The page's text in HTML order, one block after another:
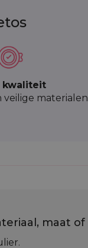
kwaliteit
materialen
maat